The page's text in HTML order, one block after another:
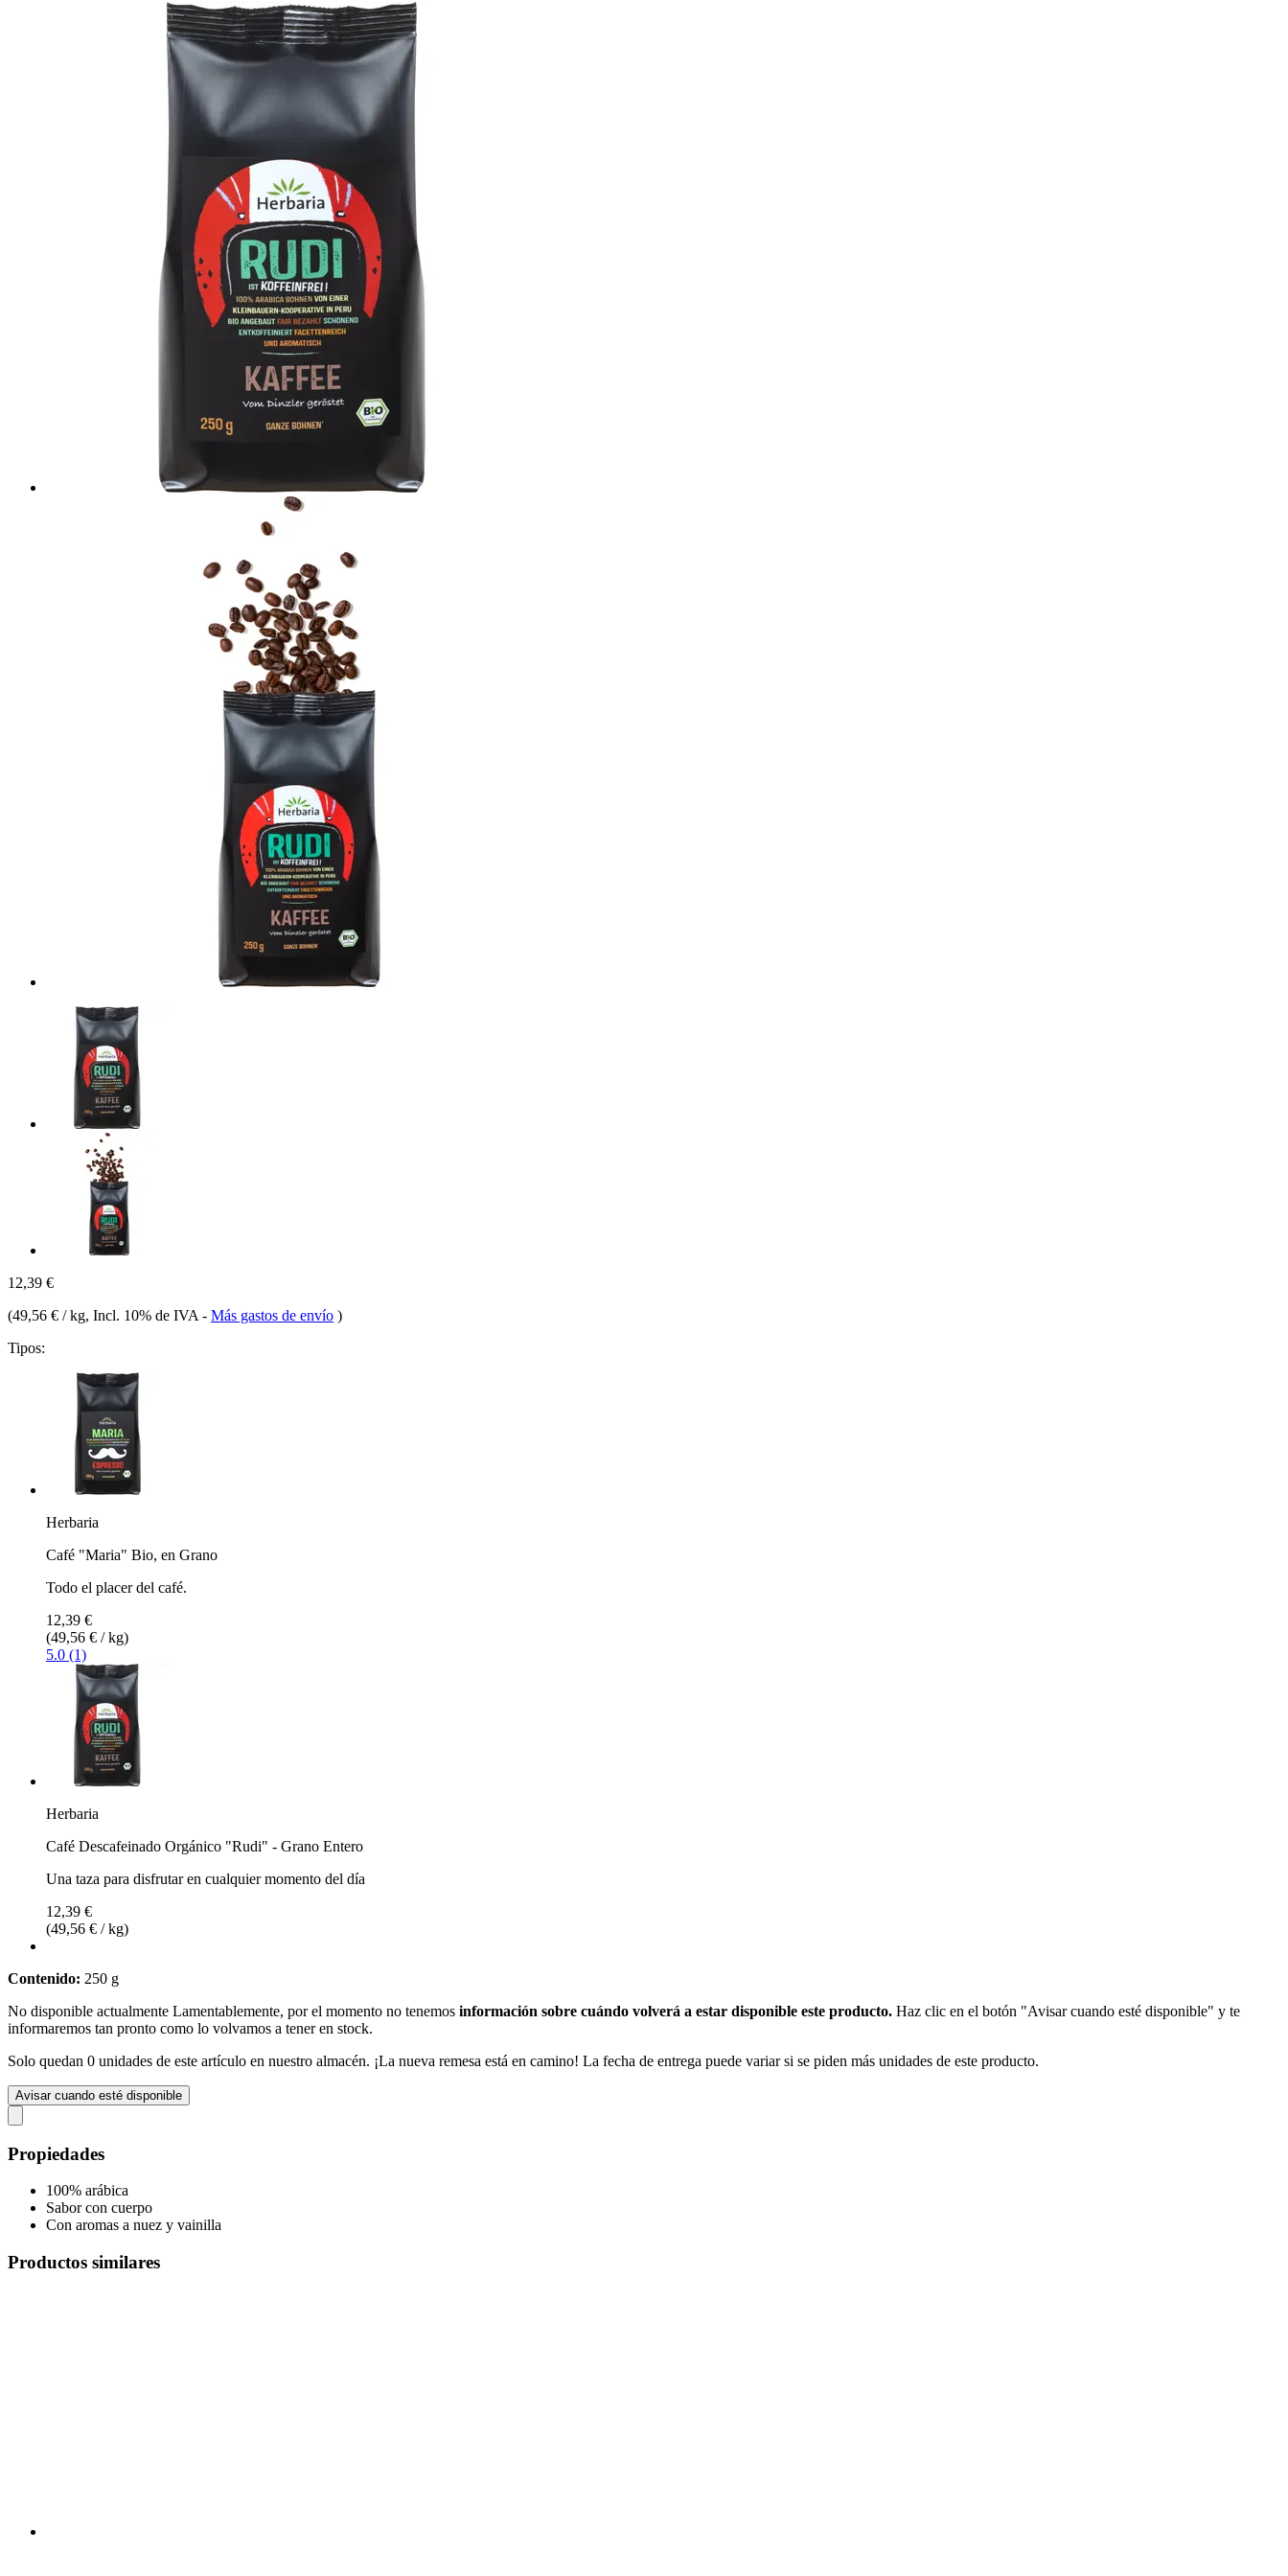
12,39 €
(49,56 € / kg, Incl. 10% de IVA - Más gastos de envío )
Tipos:
Herbaria
Café "Maria" Bio, en Grano
Todo el placer del café.
12,39 €
(49,56 € / kg)
5.0 (1)
Herbaria
Café Descafeinado Orgánico "Rudi" - Grano Entero
Una taza para disfrutar en cualquier momento del día
12,39 €
(49,56 € / kg)
Contenido: 250 g
No disponible actualmente Lamentablemente, por el momento no tenemos información sobre cuándo volverá a estar disponible este producto. Haz clic en el botón "Avisar cuando esté disponible" y te
informaremos tan pronto como lo volvamos a tener en stock.
Solo quedan 0 unidades de este artículo en nuestro almacén. ¡La nueva remesa está en camino! La fecha de entrega puede variar si se piden más unidades de este producto.
Avisar cuando esté disponible
Propiedades
100% arábica
Sabor con cuerpo
Con aromas a nuez y vainilla
Productos similares